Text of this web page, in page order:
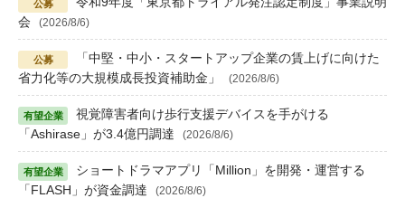
会
(2026/8/6)
「中堅・中小・スタートアップ企業の賃上げに向けた
省力化等の大規模成長投資補助金」
(2026/8/6)
視覚障害者向け歩行支援デバイスを手がける
「Ashirase」が3.4億円調達
(2026/8/6)
ショートドラマアプリ「Million」を開発・運営する
「FLASH」が資金調達
(2026/8/6)